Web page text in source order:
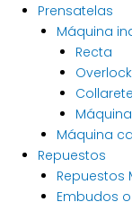
Prensatelas
Máquina
Recta
Overlock
Máquina
Repuestos
Repuestos
Embudos